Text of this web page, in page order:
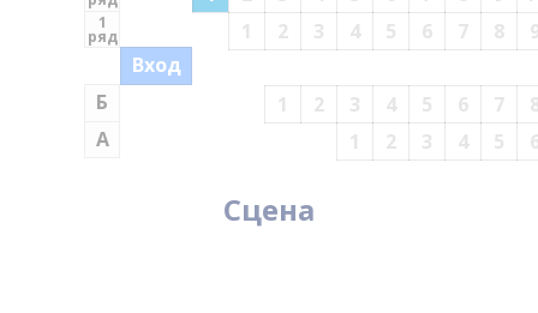
1
2 3 4 5 6 7 8
1 2 3 4 5 6 7
1
2 3 4 5
Вход
Б
А
1
ряд
Сцена